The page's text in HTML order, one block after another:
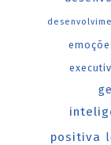
positiva